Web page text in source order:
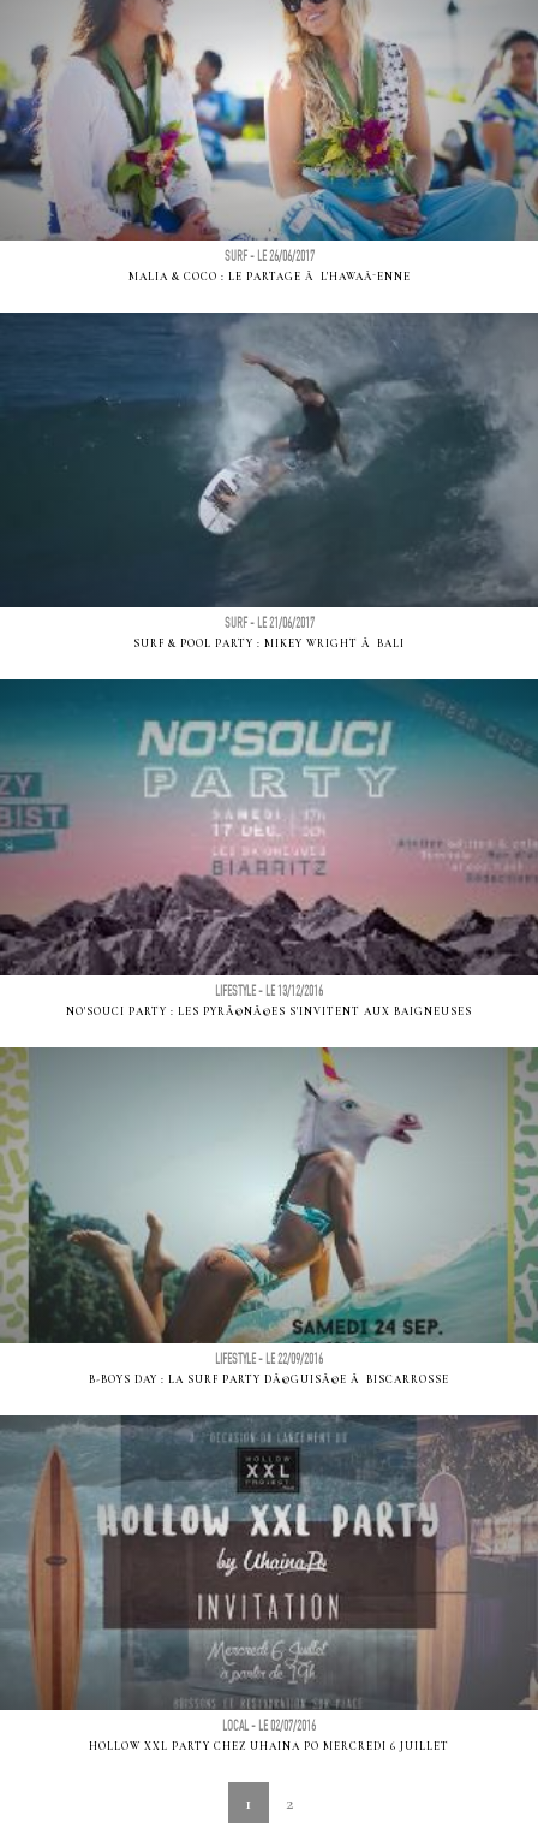
SURF - LE 26/06/2017
MALIA & COCO : LE PARTAGE Ã L'HAWAÃ¯ENNE
SURF - LE 21/06/2017
SURF & POOL PARTY : MIKEY WRIGHT Ã BALI
LIFESTYLE - LE 13/12/2016
NO'SOUCI PARTY : LES PYRÃ©NÃ©ES S'INVITENT AUX BAIGNEUSES
LIFESTYLE - LE 22/09/2016
B-BOYS DAY : LA SURF PARTY DÃ©GUISÃ©E Ã BISCARROSSE
LOCAL - LE 02/07/2016
HOLLOW XXL PARTY CHEZ UHAINA PO MERCREDI 6 JUILLET
1 2